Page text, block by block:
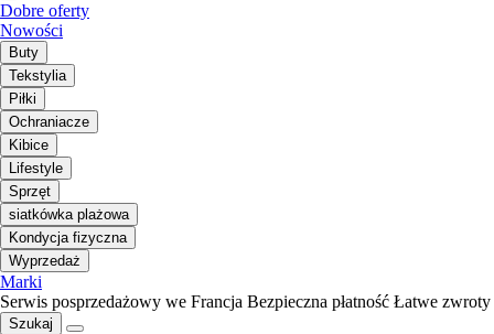
Dobre oferty
Nowości
Buty
Tekstylia
Piłki
Ochraniacze
Kibice
Lifestyle
Sprzęt
siatkówka plażowa
Kondycja fizyczna
Wyprzedaż
Marki
Serwis posprzedażowy we Francja Bezpieczna płatność Łatwe zwroty
Szukaj